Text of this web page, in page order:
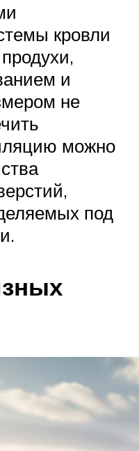
кровли
и
не
можно
под